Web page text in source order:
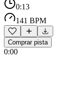
0:13
141 BPM
Comprar pista
0:00